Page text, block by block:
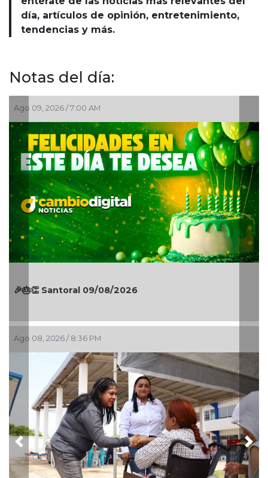
día, artículos de opinión, entretenimiento,
tendencias y más.
Notas del día:
Ago 08, 2026 / 7:00 PM
Lomas de Casa Blanca; dan seguimiento a
gestiones ciudadanas en territorio
Ago 08, 2026 / 6:55 PM
Previous